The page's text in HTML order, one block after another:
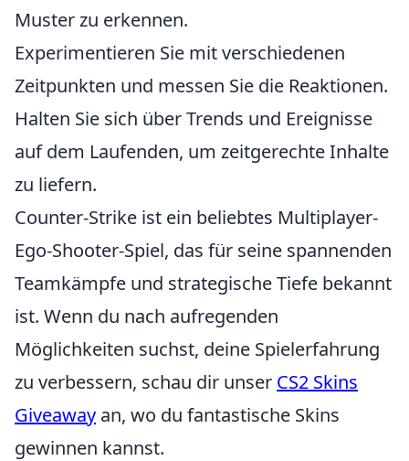
Muster zu erkennen.
Experimentieren Sie mit verschiedenen
Zeitpunkten und messen Sie die Reaktionen.
Halten Sie sich über Trends und Ereignisse
auf dem Laufenden, um zeitgerechte Inhalte
zu liefern.
Counter-Strike ist ein beliebtes Multiplayer-
Ego-Shooter-Spiel, das für seine spannenden
Teamkämpfe und strategische Tiefe bekannt
ist. Wenn du nach aufregenden
Möglichkeiten suchst, deine Spielerfahrung
zu verbessern, schau dir unser CS2 Skins
Giveaway an, wo du fantastische Skins
gewinnen kannst.